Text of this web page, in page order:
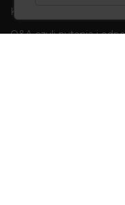
Karta Podarunkowa
Q&A czyli pytania i